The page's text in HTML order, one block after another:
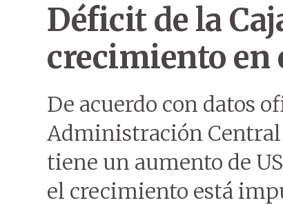
Déficit de la
crecimiento en
De acuerdo con datos
Administración
tiene un aumento de
el crecimiento está